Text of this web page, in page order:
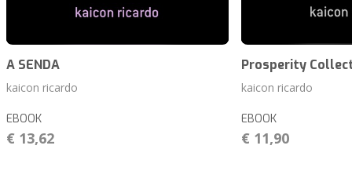
A SENDA
kaicon ricardo
EBOOK
€ 13,62
Prosperity
kaicon ricardo
EBOOK
€ 11,90